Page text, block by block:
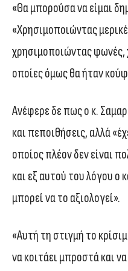
«Θα μπορούσα να είμαι
«Χρησιμοποιώντας
χρησιμοποιώντας φωνές,
οποίες όμως θα ήταν
Ανέφερε δε πως ο κ.
και πεποιθήσεις, αλλά
οποίος πλέον δεν είναι
και εξ αυτού του λόγου ο
μπορεί να το αξιολογεί».
«Αυτή τη στιγμή το
να κοιτάει μπροστά και